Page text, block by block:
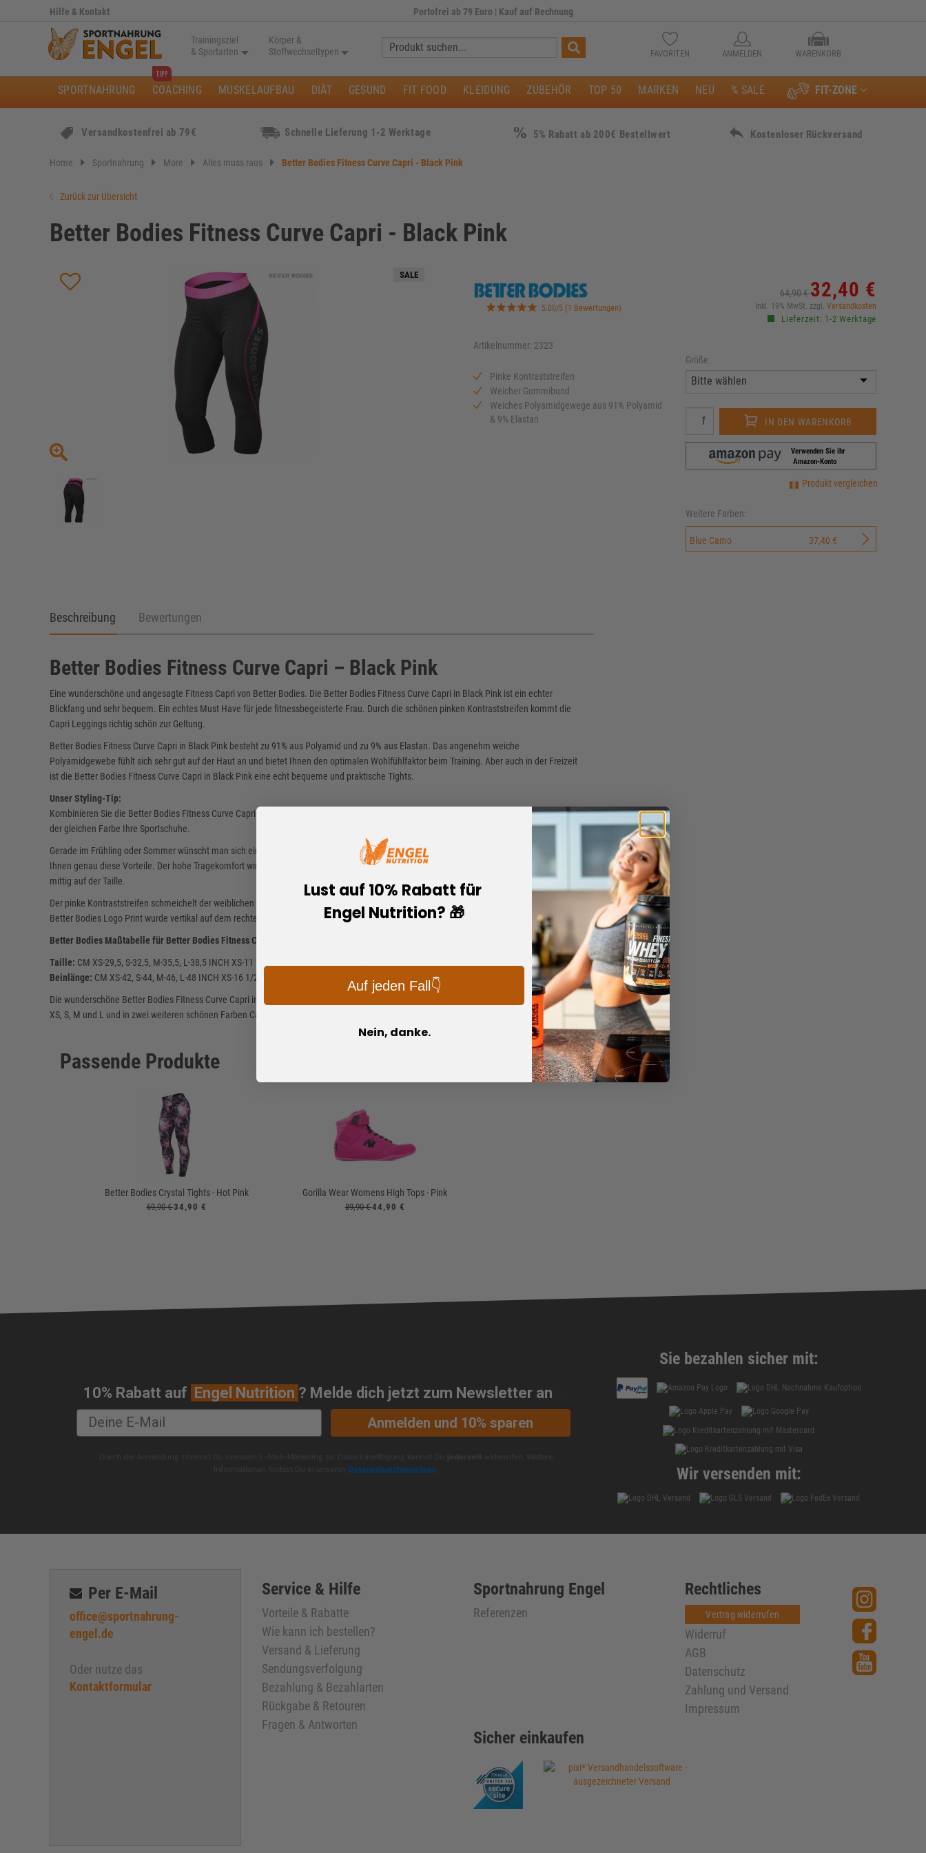
Hilfe & Kontakt Portofrei ab 79 Euro | Kauf auf Rechnung
Trainingsziel
& Sportarten
Körper &
Stoffwechseltypen
Suche:
FAVORITEN ANMELDEN WARENKORB
FIT-ZONE
SPORTNAHRUNG COACHING MUSKELAUFBAU DIÄT GESUND FIT FOOD KLEIDUNG ZUBEHÖR TOP 50 MARKEN NEU % SALE
Versandkostenfrei ab 79€ Schnelle Lieferung 1-2 Werktage 5% Rabatt ab 200€ Bestellwert Kostenloser Rückversand
Home Sportnahrung More Alles muss raus Better Bodies Fitness Curve Capri - Black Pink
Zurück zur Übersicht
Better Bodies Fitness Curve Capri - Black Pink
SALE
5.00/5 (1 Bewertungen)
Artikelnummer: 2323
Pinke Kontraststreifen
Weicher Gummibund
Weiches Polyamidgewege aus 91% Polyamid
& 9% Elastan
64,90 €32,40 €
Inkl. 19% MwSt. zzgl. Versandkosten
Lieferzeit: 1-2 Werktage
Größe
IN DEN WARENKORB
Verwenden Sie ihr
Amazon-Konto
Produkt vergleichen
Weitere Farben:
Blue Camo 37,40 €
Beschreibung Bewertungen
Better Bodies Fitness Curve Capri – Black Pink
Eine wunderschöne und angesagte Fitness Capri von Better Bodies. Die Better Bodies Fitness Curve Capri in Black Pink ist ein echter
Blickfang und sehr bequem. Ein echtes Must Have für jede fitnessbegeisterte Frau. Durch die schönen pinken Kontraststreifen kommt die
Capri Leggings richtig schön zur Geltung.
Better Bodies Fitness Curve Capri in Black Pink besteht zu 91% aus Polyamid und zu 9% aus Elastan. Das angenehm weiche
Polyamidgewebe fühlt sich sehr gut auf der Haut an und bietet Ihnen den optimalen Wohlfühlfaktor beim Training. Aber auch in der Freizeit
ist die Better Bodies Fitness Curve Capri in Black Pink eine echt bequeme und praktische Tights.
Unser Styling-Tip:
Kombinieren Sie die Better Bodies Fitness Curve Capri in Black Pink mit dem Better Bodies Printed T-Back in
und tragen hierzu auch in
der gleichen Farbe Ihre Sportschuhe.
Gerade im Frühling oder Sommer wünscht man sich eine kurze und leichte Trainingshose. Die Better Bodies Fitness Curve Capri bietet
Ihnen genau diese Vorteile. Der hohe Tragekomfort wird Sie sicherlich überzeugen. Der elastische Gummibund ist sehr bequem und sitzt
mittig auf der Taille.
Der pinke Kontraststreifen schmeichelt der weiblichen Figur und gibt der Capri Tights das gewisse Extra so wie der pinke Gummibund. Der
Better Bodies Logo Print wurde vertikal auf dem rechten Bein aufgedruckt.
Better Bodies Maßtabelle für Better Bodies Fitness Curve Capri in Black Pink:
Taille: CM XS-29,5, S-32,5, M-35,5, L-38,5 INCH XS-11 3/5, S-12 4/5, M- 14, L- 15 1/6
Beinlänge: CM XS-42, S-44, M-46, L-48 INCH XS-16 1/2, S-17 1/3, M-18 1/9, L-18 8/9
Die wunderschöne Better Bodies Fitness Curve Capri in Black Pink erhalten Sie in unserem Sportnahrung-Engel Online-Shop in den Größen
XS, S, M und L und in zwei weiteren schönen Farben Camo Blue und Black.
Passende Produkte
Better Bodies Crystal Tights - Hot Pink
69,90 €34,90 €
Gorilla Wear Womens High Tops - Pink
89,90 €44,90 €
10% Rabatt auf Engel Nutrition ? Melde dich jetzt zum Newsletter an
Anmelden und 10% sparen
Datenschutzhinweisen
Sie bezahlen sicher mit:
Wir versenden mit:
Per E-Mail
office@sportnahrung-
engel.de
Oder nutze das
Kontaktformular
Service & Hilfe
Vorteile & Rabatte
Wie kann ich bestellen?
Versand & Lieferung
Sendungsverfolgung
Bezahlung & Bezahlarten
Rückgabe & Retouren
Fragen & Antworten
Sportnahrung Engel
Referenzen
Rechtliches
Vertrag widerrufen
Widerruf
AGB
Datenschutz
Zahlung und Versand
Impressum
Sicher einkaufen
Lust auf 10% Rabatt für
Engel Nutrition? 🎁
Auf jeden Fall👇
Nein, danke.